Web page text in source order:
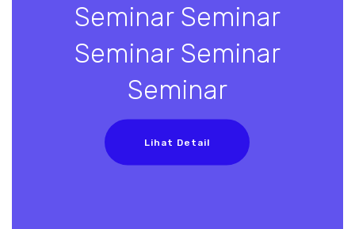
Seminar Seminar
Seminar Seminar
Seminar
Lihat Detail